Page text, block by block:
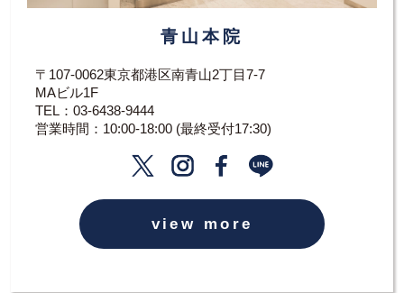
青山本院
〒107-0062東京都港区南青山2丁目7-7
MAビル1F
TEL： 03-6438-9444
営業時間：10:00-18:00 (最終受付17:30)
view more